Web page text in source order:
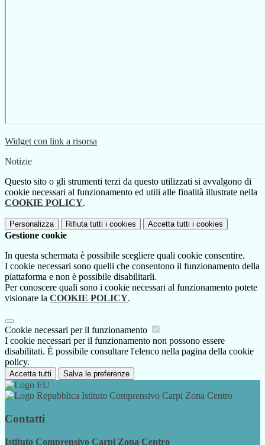
Widget con link a risorsa
Notizie
Questo sito o gli strumenti terzi da questo utilizzati si avvalgono di
cookie necessari al funzionamento ed utili alle finalità illustrate nella
COOKIE POLICY.
Personalizza Rifiuta tutti i cookies Accetta tutti i cookies
Gestione cookie
In questa schermata è possibile scegliere quali cookie consentire.
I cookie necessari sono quelli che consentono il funzionamento della
piattaforma e non è possibile disabilitarli.
Per conoscere quali sono i cookie necessari al funzionamento potete
visionare la COOKIE POLICY.
Cookie necessari per il funzionamento
I cookie necessari per il funzionamento non possono essere
disabilitati. È possibile consultare l'elenco nella pagina della cookie
policy.
Accetta tutti Salva le preferenze
Istituto Comprensivo Carpi Zona Centro
Contatti
Istituto Comprensivo Carpi Zona Centro